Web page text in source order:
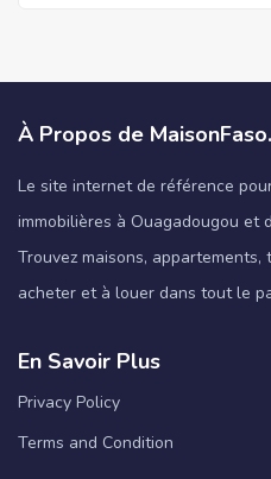
À Propos de
Le site internet de référence
immobilières à Ouagadougou et
Trouvez maisons,
acheter et à louer dans tout le
En Savoir Plus
Privacy Policy
Terms and Condition